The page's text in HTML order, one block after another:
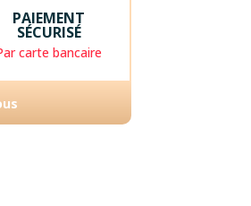
PAIEMENT
SÉCURISÉ
carte bancaire